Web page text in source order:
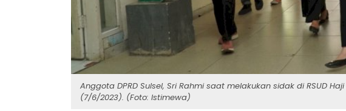
Anggota DPRD Sulsel, Sri Rahmi saat melakukan sidak di RSUD
(7/6/2023). (Foto: Istimewa)